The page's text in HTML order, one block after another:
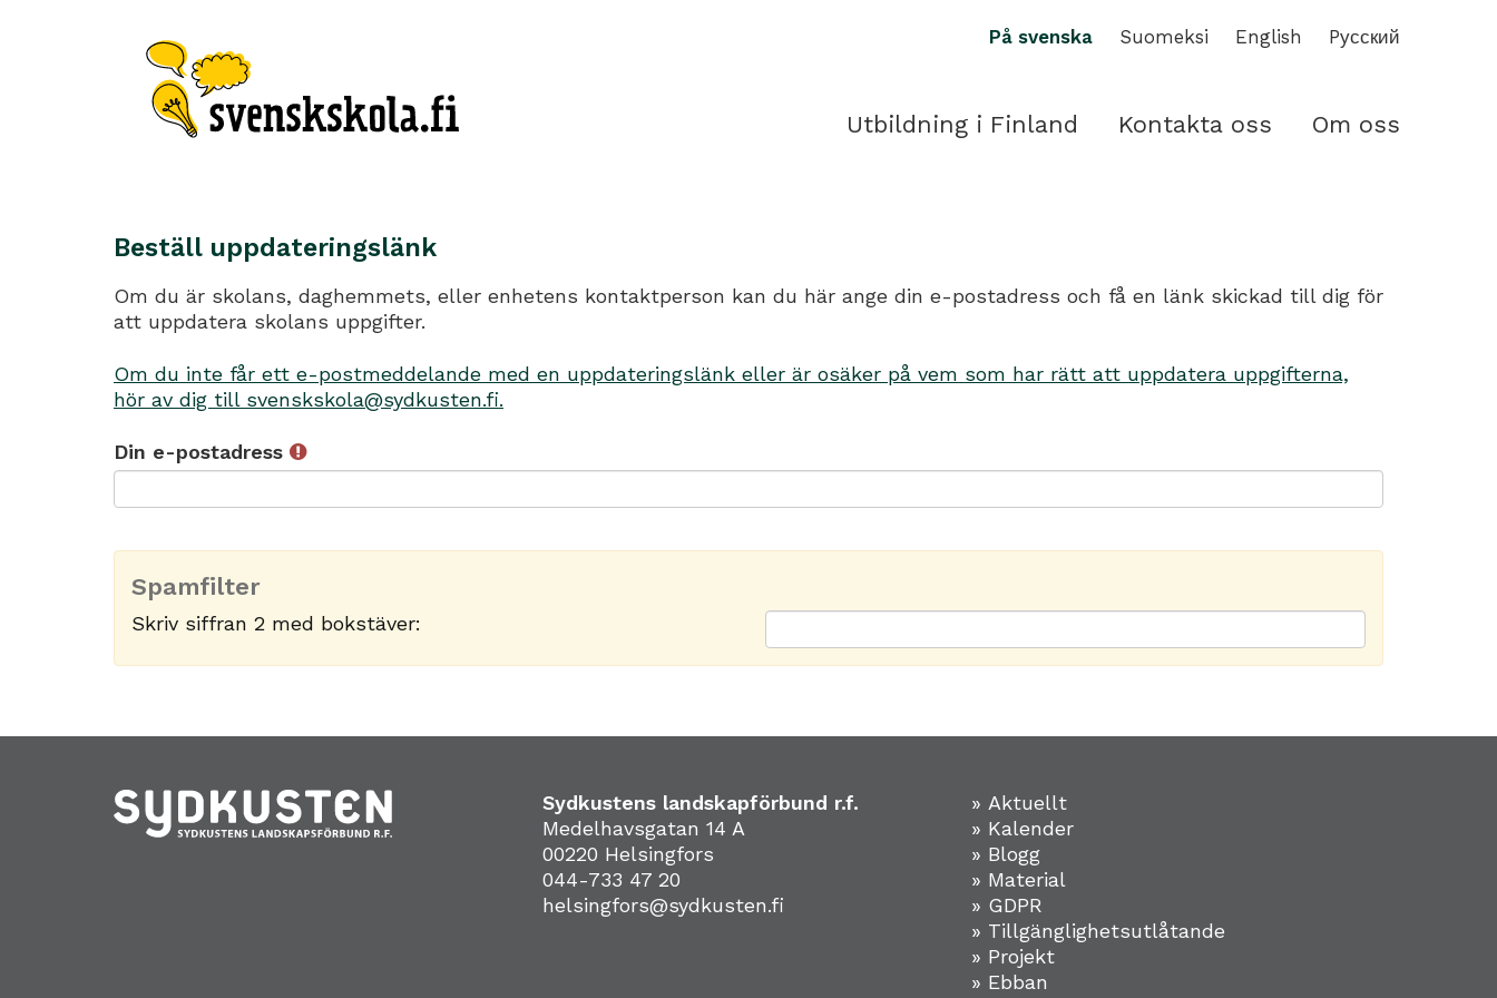
På svenska Suomeksi English Pусский
Utbildning i Finland Kontakta oss Om oss
Beställ uppdateringslänk
Om du är skolans, daghemmets, eller enhetens kontaktperson kan du här ange din e-postadress och få en länk skickad till dig för
att uppdatera skolans uppgifter.
Om du inte får ett e-postmeddelande med en uppdateringslänk eller är osäker på vem som har rätt att uppdatera uppgifterna,
hör av dig till svenskskola@sydkusten.fi.
Din e-postadress
Spamfilter
Skriv siffran 2 med bokstäver:
Sydkustens landskapförbund r.f.
Medelhavsgatan 14 A
00220 Helsingfors
044-733 47 20
helsingfors@sydkusten.fi
» Aktuellt
» Kalender
» Blogg
» Material
» GDPR
» Tillgänglighetsutlåtande
» Projekt
» Ebban